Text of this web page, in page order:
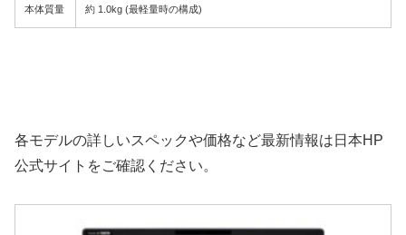
本体質量 約 1.0kg (最軽量時の構成)
各モデルの詳しいスペックや価格など最新情報は日本HP
公式サイトをご確認ください。